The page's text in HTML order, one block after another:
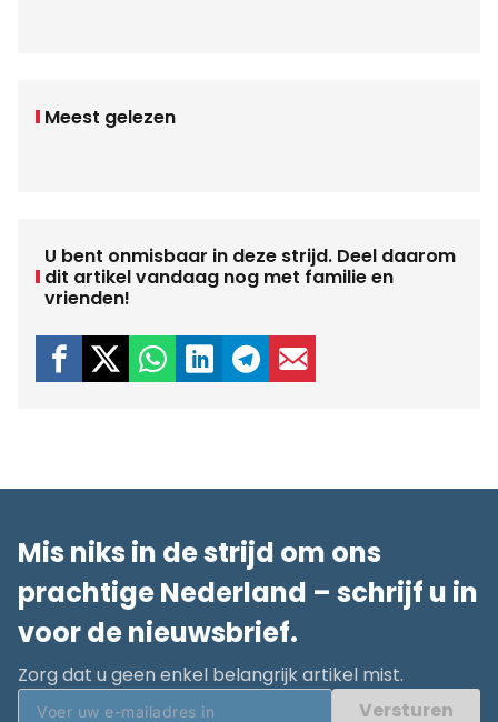
Meest gelezen
U bent onmisbaar in deze strijd. Deel daarom
dit artikel vandaag nog met familie en
vrienden!
Mis niks in de strijd om ons
prachtige Nederland – schrijf u in
voor de nieuwsbrief.
Zorg dat u geen enkel belangrijk artikel mist.
Versturen